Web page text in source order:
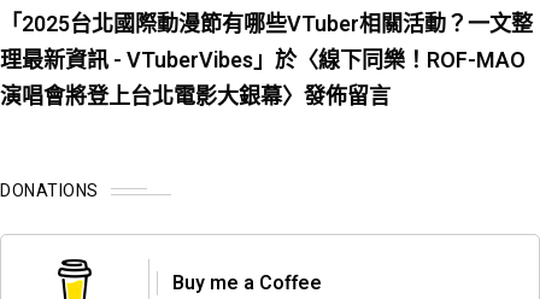
「2025台北國際動漫節有哪些VTuber相關活動？一文整
理最新資訊 - VTuberVibes」於〈線下同樂！ROF-MAO
演唱會將登上台北電影大銀幕〉發佈留言
DONATIONS
Buy me a Coffee